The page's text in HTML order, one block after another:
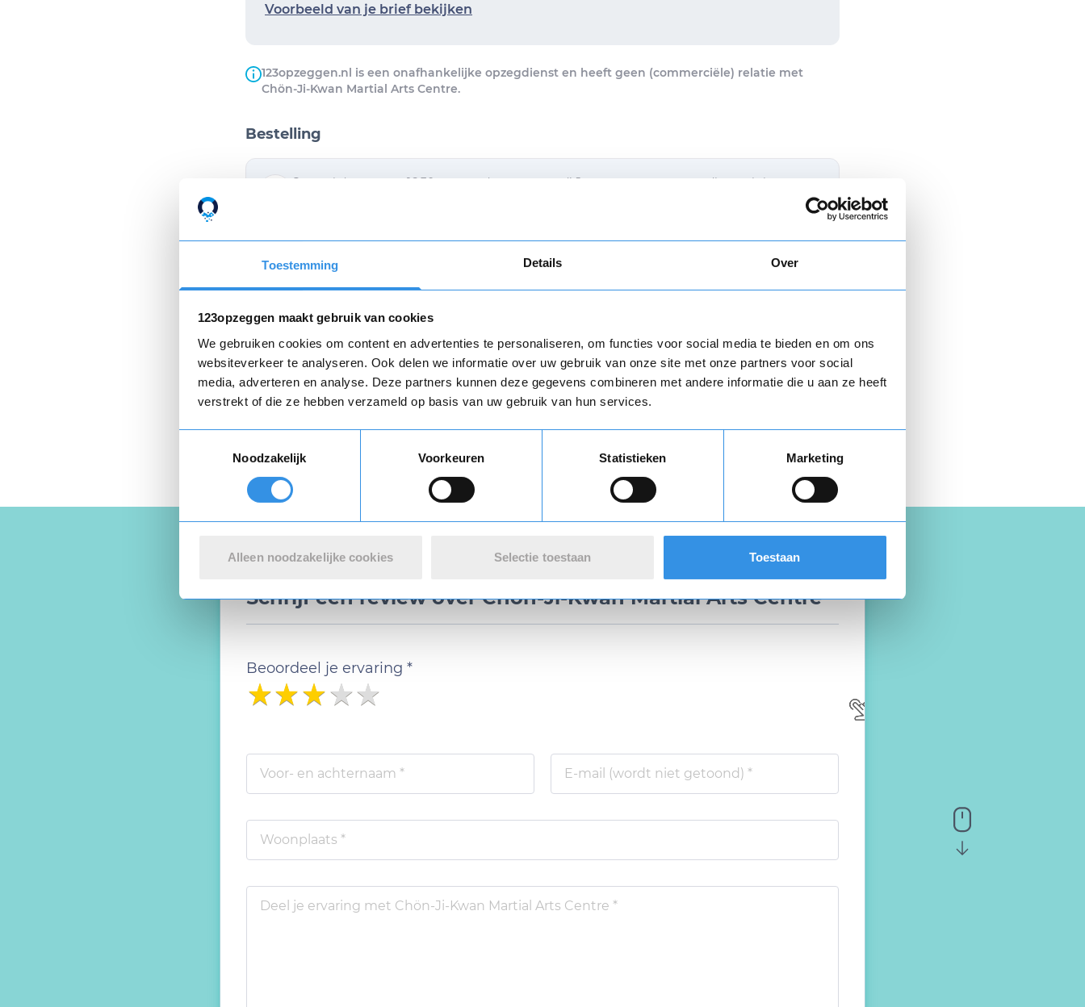
Toestemming Details Over
123opzeggen maakt gebruik van cookies
We gebruiken cookies om content en advertenties te personaliseren, om functies voor social media te bieden en om ons
websiteverkeer te analyseren. Ook delen we informatie over uw gebruik van onze site met onze partners voor social
media, adverteren en analyse. Deze partners kunnen deze gegevens combineren met andere informatie die u aan ze heeft
verstrekt of die ze hebben verzameld op basis van uw gebruik van hun services.
Noodzakelijk
Voorkeuren Statistieken Marketing
Alleen noodzakelijke cookies Selectie toestaan Toestaan
Voorbeeld van je brief bekijken
123opzeggen.nl is een onafhankelijke opzegdienst en heeft geen (commerciële) relatie met
Chön-Ji-Kwan Martial Arts Centre.
Bestelling
Op werkdagen voor 16.30 uur, vandaag verstuurd! Je ontvangt een verzendbevestiging
Ik wil de opzegbrief per post ontvangen + 6,95
Ik ga akkoord met de
Privacyverklaring algemene voorwaarden zijn van toepassing.
Schrijf een review over Chön-Ji-Kwan Martial Arts Centre
Beoordeel je ervaring *